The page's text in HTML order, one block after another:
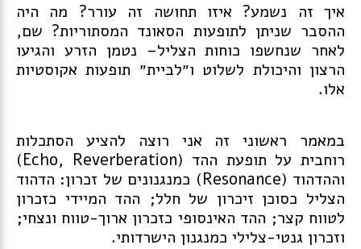
איך זה נשמע? איזו תחושה זה עורר? מה היה
ההסבר שניתן לתופעות הסאונד המסתוריות? שם,
לאחר שנחשפו כוחות הצליל– נטמן הזרע והגיעו
הרצון והיכולת לשלוט ו״לביית״ תופעות אקוסטיות
אלו.
במאמר ראשוני זה אני רוצה להציע הסתכלות
רוחבית על תופעת ההד (Echo, Reverberation)
וההדהוד (Resonance) כמנגנונים של זכרון: הדהוד
הצליל כסוכן זיכרון של חלל; ההד המיידי כזכרון
לטווח קצר; ההד האינסופי כזכרון ארוך-טווח ונצחי;
וזכרון גנטי-צלילי כמנגנון הישרדותי.